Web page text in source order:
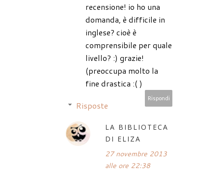
recensione! io ho una
domanda, è difficile in
inglese? cioè è
comprensibile per quale
livello? :) grazie!
(preoccupa molto la
fine drastica :( )
Rispondi
Risposte
LA BIBLIOTECA
DI ELIZA
27 novembre 2013
alle ore 22:38